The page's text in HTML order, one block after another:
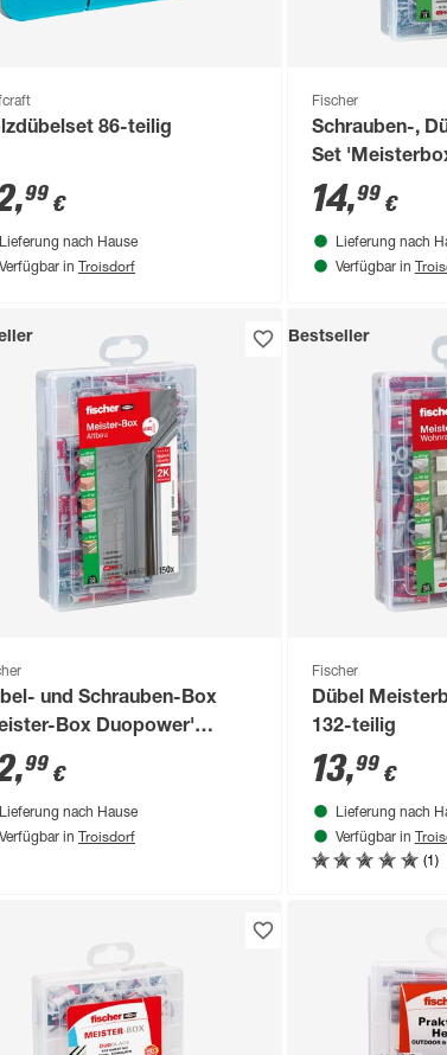
86-teilig
,99 €
Lieferung nach Hause
Verfügbar in Troisdorf
Fischer
Schrauben-,
Set
160-teilig
14,99€
Lieferung nach
Verfügbar in
und Schrauben-Box
Box Duopower'
lang, 150-teilig
,99 €
Lieferung nach Hause
Verfügbar in Troisdorf
Bestseller
Fischer
Dübel
132-teilig
13,99€
Lieferung nach
Verfügbar in
(1)